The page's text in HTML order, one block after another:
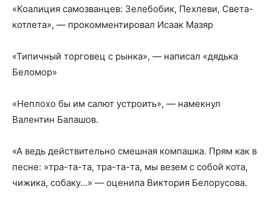
«Коалиция самозванцев: Зелебобик, Пехлеви, Света-
котлета», — прокомментировал Исаак Мазяр
«Типичный торговец с рынка», — написал «дядька
Беломор»
«Неплохо бы им салют устроить», — намекнул
Валентин Балашов.
«А ведь действительно смешная компашка. Прям как в
песне: »тра-та-та, тра-та-та, мы везем с собой кота,
чижика, собаку…» — оценила Виктория Белорусова.